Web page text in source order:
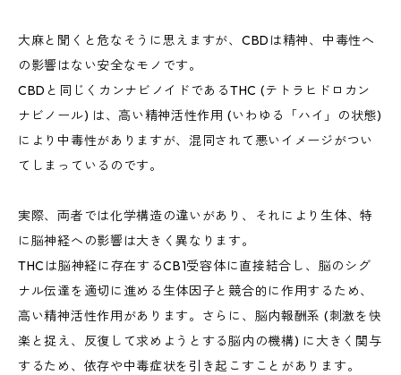
大麻と聞くと危なそうに思えますが、CBDは精神、中毒性へ
の影響はない安全なモノです。
CBDと同じくカンナビノイドであるTHC (テトラヒドロカン
ナビノール) は、高い精神活性作用 (いわゆる「ハイ」の状態)
により中毒性がありますが、混同されて悪いイメージがつい
てしまっているのです。
実際、両者では化学構造の違いがあり、それにより生体、特
に脳神経への影響は大きく異なります。
THCは脳神経に存在するCB1受容体に直接結合し、脳のシグ
ナル伝達を適切に進める生体因子と競合的に作用するため、
高い精神活性作用があります。さらに、脳内報酬系 (刺激を快
楽と捉え、反復して求めようとする脳内の機構) に大きく関与
するため、依存や中毒症状を引き起こすことがあります。